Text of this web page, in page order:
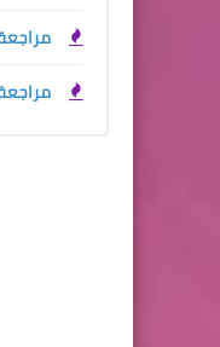
مراجعة
مراجعة